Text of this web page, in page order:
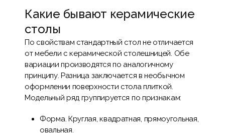
Какие бывают керамические
столы
По свойствам стандартный стол не отличается
от мебели с керамической столешницей. Обе
вариации производятся по аналогичному
принципу. Разница заключается в необычном
оформлении поверхности стола плиткой.
Модельный ряд группируется по признакам:
Форма. Круглая, квадратная, прямоугольная,
овальная.